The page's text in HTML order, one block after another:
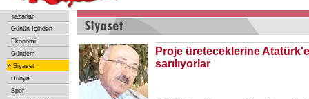
Yazarlar
Günün İçinden
Ekonomi
Gündem
» Siyaset
Dünya
Spor
Proje üreteceklerine Atatürk'e
sarılıyorlar